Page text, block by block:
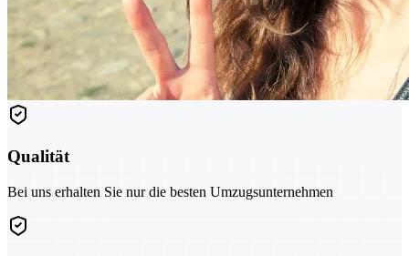
Qualität
Bei uns erhalten Sie nur die besten Umzugsunternehmen